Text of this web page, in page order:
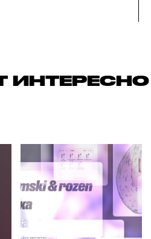
ИНТЕРЕСНО